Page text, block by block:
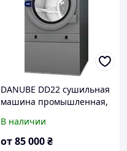
DANUBE DD22 сушильная
машина промышленная,
В наличии
от85 000₴